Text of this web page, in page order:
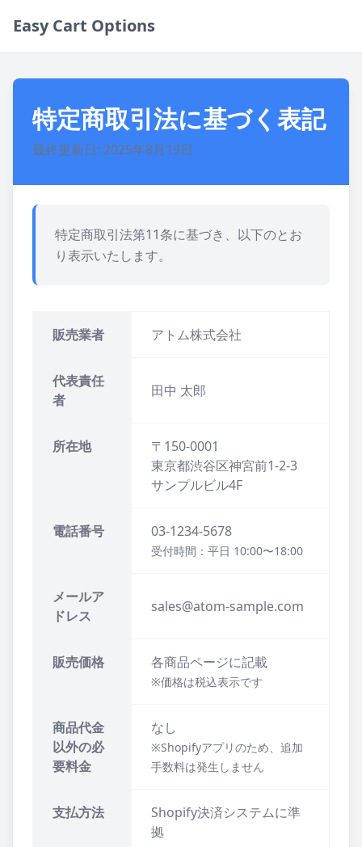
Easy Cart Options
特定商取引法に基づく表記
最終更新日: 2025年8月19日
特定商取引法第11条に基づき、以下のとお
り表示いたします。
販売業者 アトム株式会社
代表責任
者
田中 太郎
所在地
〒150-0001
東京都渋谷区神宮前1-2-3
サンプルビル4F
電話番号 03-1234-5678
受付時間：平日 10:00〜18:00
メールア
ドレス
sales@atom-sample.com
販売価格 各商品ページに記載
※価格は税込表示です
商品代金
以外の必
要料金
なし
※Shopifyアプリのため、追加
手数料は発生しません
支払方法
Shopify決済システムに準
拠